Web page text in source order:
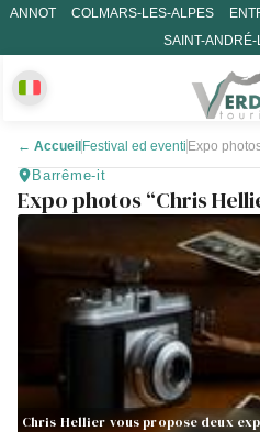
ANNOT COLMARS-LES-ALPES
SAINT-
← Accueil Festival ed eventi Expo
Barrême-it
Expo photos “Chris
Chris Hellier vous propose deux